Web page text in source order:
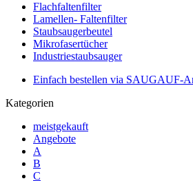
Flachfaltenfilter
Lamellen- Faltenfilter
Staubsaugerbeutel
Mikrofasertücher
Industriestaubsauger
Einfach bestellen via SAUGAUF-
Kategorien
meistgekauft
Angebote
A
B
C